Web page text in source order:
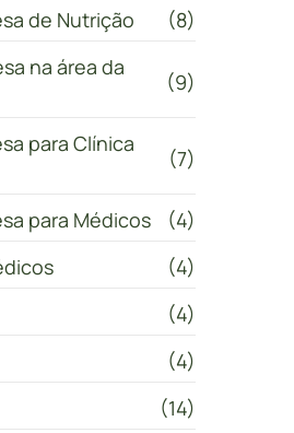
de Nutrição
(8)
na área da
(9)
para Clínica
(7)
para Médicos
(4)
(4)
(4)
(4)
(14)